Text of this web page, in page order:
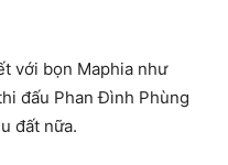
với bọn Maphia như
đấu Phan Đình Phùng
đất nữa.